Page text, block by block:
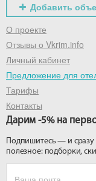
Добавить
О проекте
Отзывы о Vkrim.info
Личный кабинет
Предложение для
Тарифы
Контакты
Дарим -5% на
Подпишитесь — и сразу
полезное: подборки,